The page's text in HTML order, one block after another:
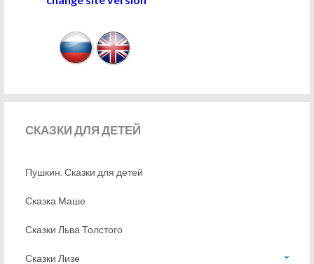
СКАЗКИДЛЯ ДЕТЕЙ
Пушкин. Сказки для детей
Сказка Маше
Сказки Льва Толстого
Сказки Лизе